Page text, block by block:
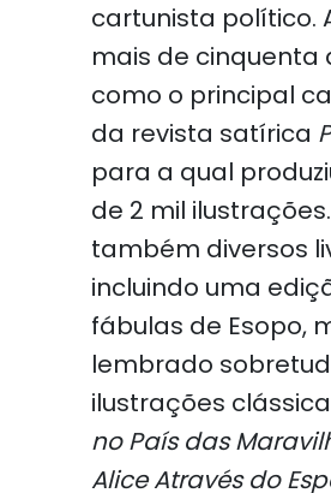
cartunista político.
mais de cinquenta
como o principal
da revista satírica
para a qual
de 2 mil
também diversos
incluindo uma
fábulas de Esopo,
lembrado
ilustrações
no País das
Alice Através do